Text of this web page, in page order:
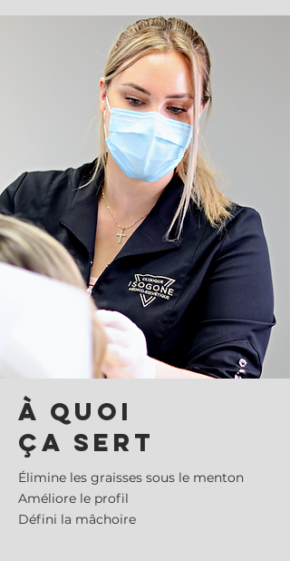
À QUOI
ÇA SERT
Élimine les graisses sous le menton
Améliore le profil
Défini la mâchoire